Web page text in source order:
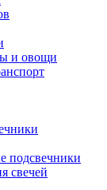
и овощи
подсвечники
свечей